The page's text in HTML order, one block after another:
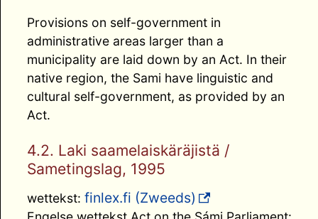
Provisions on self-government in
administrative areas larger than a
municipality are laid down by an Act. In their
native region, the Sami have linguistic and
cultural self-government, as provided by an
Act.
4.2. Laki saamelaiskäräjistä /
Sametingslag, 1995
wettekst: finlex.fi (Zweeds)